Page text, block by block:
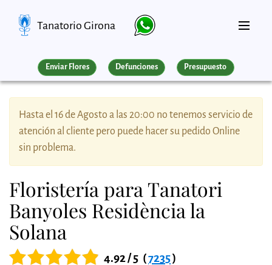
Tanatorio Girona
Enviar Flores Defunciones Presupuesto
Hasta el 16 de Agosto a las 20:00 no tenemos servicio de
atención al cliente pero puede hacer su pedido Online
sin problema.
Floristería para Tanatori
Banyoles Residència la
Solana
4.92 / 5 (7235)